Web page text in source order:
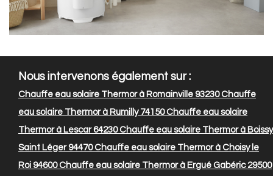
Nous intervenons également sur :
Chauffe eau solaire Thermor à Romainville 93230Chauffe
eau solaire Thermor à Rumilly 74150Chauffe eau solaire
Thermor à Lescar 64230Chauffe eau solaire Thermor à Boissy
Saint Léger 94470Chauffe eau solaire Thermor à Choisy le
Roi 94600Chauffe eau solaire Thermor à Ergué Gabéric 29500